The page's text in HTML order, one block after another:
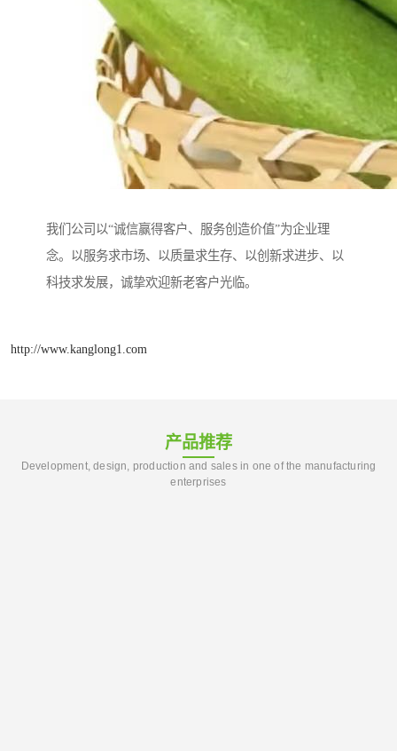
我们公司以“诚信赢得客户、服务创造价值”为企业理
念。以服务求市场、以质量求生存、以创新求进步、以
科技求发展，诚挚欢迎新老客户光临。
http://www.kanglong1.com
产品推荐
Development, design, production and sales in one of the manufacturing
enterprises